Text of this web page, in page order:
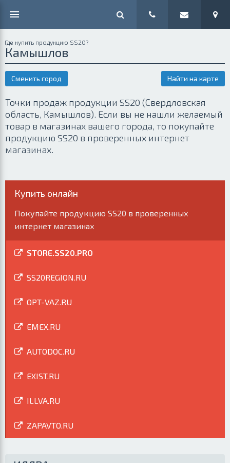
Где купить продукцию SS20?
Камышлов
Сменить город Найти на карте
Точки продаж продукции SS20 (Свердловская
область, Камышлов). Если вы не нашли желаемый
товар в магазинах вашего города, то покупайте
продукцию SS20 в проверенных интернет
магазинах.
Купить онлайн
Покупайте продукцию SS20 в проверенных
интернет магазинах
STORE.SS20.PRO
SS20REGION.RU
OPT-VAZ.RU
EMEX.RU
AUTODOC.RU
EXIST.RU
ILLVA.RU
ZAPAVTO.RU